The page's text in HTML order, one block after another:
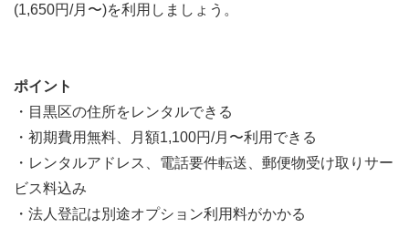
(1,650円/月〜)を利用しましょう。
ポイント
・目黒区の住所をレンタルできる
・初期費用無料、月額1,100円/月〜利用できる
・レンタルアドレス、電話要件転送、郵便物受け取りサー
ビス料込み
・法人登記は別途オプション利用料がかかる